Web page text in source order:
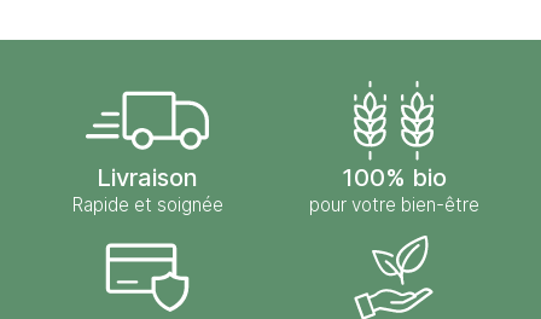
Livraison
Rapide et soignée
100% bio
pour votre bien-être